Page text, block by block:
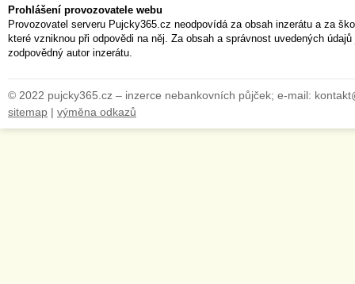
Prohlášení provozovatele webu
Provozovatel serveru Pujcky365.cz neodpovídá za obsah inzerátu a za
které vzniknou při odpovědi na něj. Za obsah a správnost uvedených
zodpovědný autor inzerátu.
© 2022 pujcky365.cz – inzerce nebankovních půjček; e-mail:
sitemap | výměna odkazů